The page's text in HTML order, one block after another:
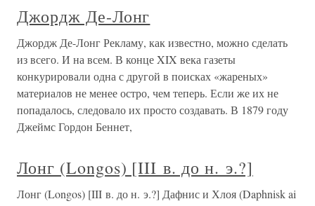
Джордж Де-Лонг
Джордж Де-Лонг Рекламу, как известно, можно сделать
из всего. И на всем. В конце XIX века газеты
конкурировали одна с другой в поисках «жареных»
материалов не менее остро, чем теперь. Если же их не
попадалось, следовало их просто создавать. В 1879 году
Джеймс Гордон Беннет,
Лонг (Longos) [III в. до н. э.?]
Лонг (Longos) [III в. до н. э.?] Дафнис и Хлоя (Daphnisk ai